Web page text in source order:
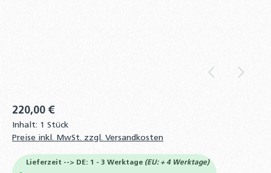
220,00 €
Inhalt: 1 Stück
Preise inkl. MwSt. zzgl. Versandkosten
Lieferzeit --> DE: 1 - 3 Werktage (EU: + 4 Werktage)